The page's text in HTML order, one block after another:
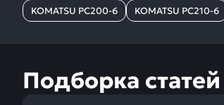
KOMATSU PC200-6 KOMATSU PC210-6
Подборка статей